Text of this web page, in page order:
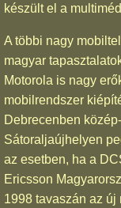
készült el a
A többi nagy
magyar
Motorola is nagy
mobilrendszer
Debrecenben
Sátoraljaújhelyen
az esetben, ha a
Ericsson
1998 tavaszán az